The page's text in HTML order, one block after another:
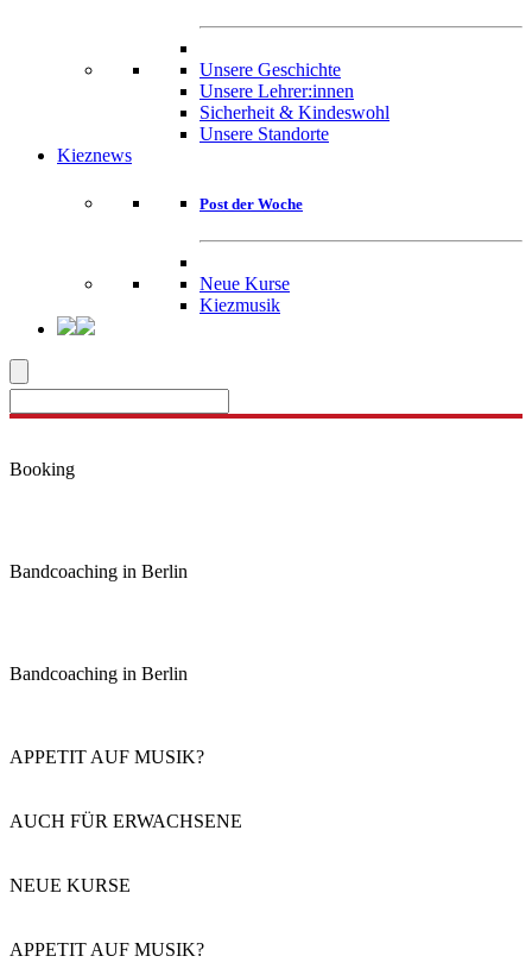
Unsere Geschichte
Unsere Lehrer:innen
Sicherheit & Kindeswohl
Unsere Standorte
Kieznews
Post der Woche
Neue Kurse
Kiezmusik
Booking
Bandcoaching in Berlin
Bandcoaching in Berlin
APPETIT AUF MUSIK?
AUCH FÜR ERWACHSENE
NEUE KURSE
APPETIT AUF MUSIK?